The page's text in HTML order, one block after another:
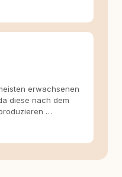
erwachsenen
diese nach dem
…